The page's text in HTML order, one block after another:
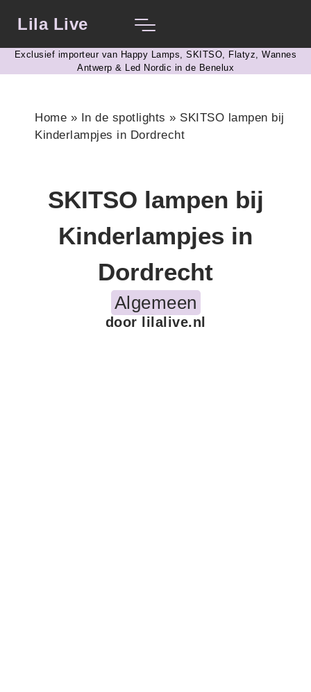
Lila Live
Exclusief importeur van Happy Lamps, SKITSO, Flatyz, Wannes
Antwerp & Led Nordic in de Benelux​
Home » In de spotlights » SKITSO lampen bij
Kinderlampjes in Dordrecht
SKITSO lampen bij
Kinderlampjes in
Dordrecht
Algemeen
door lilalive.nl